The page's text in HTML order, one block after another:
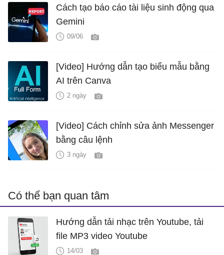
Cách tạo báo cáo tài liệu sinh động qua
Gemini
09/06
[Video] Hướng dẫn tạo biểu mẫu bằng
AI trên Canva
2 ngày
[Video] Cách chỉnh sửa ảnh Messenger
bằng câu lệnh
3 ngày
Có thể bạn quan tâm
Hướng dẫn tải nhạc trên Youtube, tải
file MP3 video Youtube
14/03